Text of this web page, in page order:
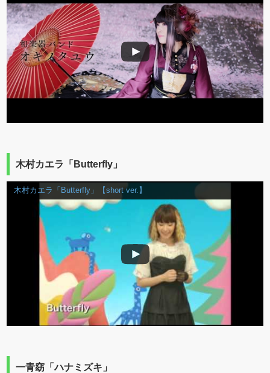
木村カエラ「Butterfly」
木村カエラ「Butterfly」【short ver.】
一青窈「ハナミズキ」